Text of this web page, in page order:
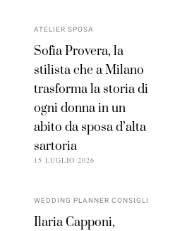
ATELIER SPOSA
Sofia Provera, la
stilista che a Milano
trasforma la storia di
ogni donna in un
abito da sposa d’alta
sartoria
15 LUGLIO 2026
WEDDING PLANNER CONSIGLI
Ilaria Capponi,